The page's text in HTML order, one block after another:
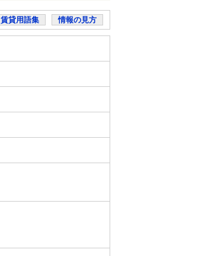
賃貸用語集 情報の見方